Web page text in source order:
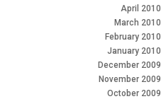
April 2010
March 2010
February 2010
January 2010
December 2009
November 2009
October 2009